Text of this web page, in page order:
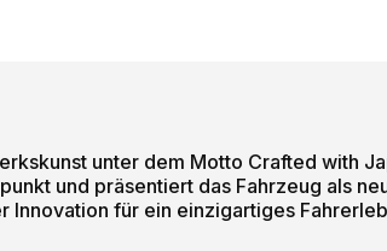
unter dem Motto Crafted with
und präsentiert das Fahrzeug als
für ein einzigartiges